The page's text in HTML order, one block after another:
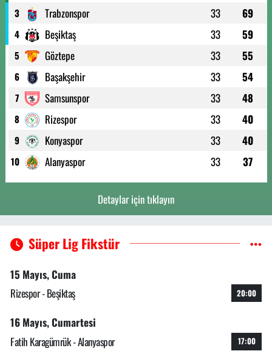
3 Trabzonspor 33 69
4 Beşiktaş 33 59
5 Göztepe 33 55
6 Başakşehir 33 54
7 Samsunspor 33 48
8 Rizespor 33 40
9 Konyaspor 33 40
10 Alanyaspor 33 37
Detaylar için tıklayın
Süper Lig Fikstür
15 Mayıs, Cuma
Rizespor - Beşiktaş
20:00
16 Mayıs, Cumartesi
Fatih Karagümrük - Alanyaspor
17:00